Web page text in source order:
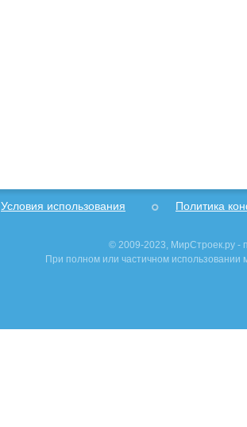
Условия использования Политика
© 2009-2023, МирСтроек.ру -
При полном или частичном использовании